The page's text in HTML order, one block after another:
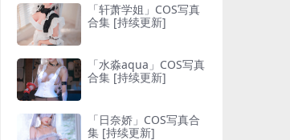
「轩萧学姐」COS写真
合集 [持续更新]
「水淼aqua」COS写真
合集 [持续更新]
「日奈娇」COS写真合
集 [持续更新]